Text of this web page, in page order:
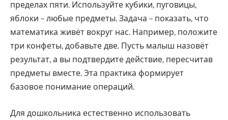
пределах пяти. Используйте кубики, пуговицы,
яблоки – любые предметы. Задача – показать, что
математика живёт вокруг нас. Например, положите
три конфеты, добавьте две. Пусть малыш назовёт
результат, а вы подтвердите действие, пересчитав
предметы вместе. Эта практика формирует
базовое понимание операций.
Для дошкольника естественно использовать